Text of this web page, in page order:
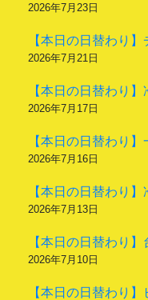
2026年7月23日
【本日の日替わり
2026年7月21日
【本日の日替わり
2026年7月17日
【本日の日替わり
2026年7月16日
【本日の日替わり
2026年7月13日
【本日の日替わり
2026年7月10日
【本日の日替わり